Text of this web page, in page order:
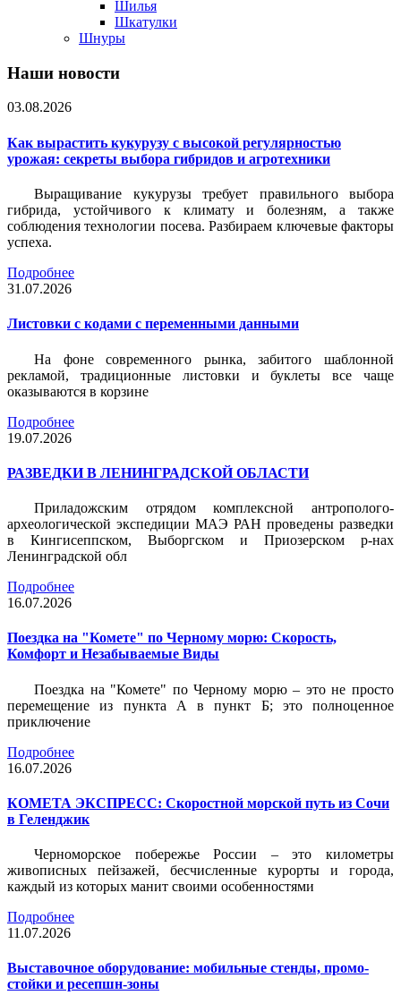
Шилья
Шкатулки
Шнуры
Наши новости
03.08.2026
Как вырастить кукурузу с высокой регулярностью
урожая: секреты выбора гибридов и агротехники
Выращивание кукурузы требует правильного выбора
гибрида, устойчивого к климату и болезням, а также
соблюдения технологии посева. Разбираем ключевые факторы
успеха.
Подробнее
31.07.2026
Листовки c кодами с переменными данными
На фоне современного рынка, забитого шаблонной
рекламой, традиционные листовки и буклеты все чаще
оказываются в корзине
Подробнее
19.07.2026
РАЗВЕДКИ В ЛЕНИНГРАДСКОЙ ОБЛАСТИ
Приладожским отрядом комплексной антрополого-
археологической экспедиции МАЭ РАН проведены разведки
в Кингисеппском, Выборгском и Приозерском р-нах
Ленинградской обл
Подробнее
16.07.2026
Поездка на "Комете" по Черному морю: Скорость,
Комфорт и Незабываемые Виды
Поездка на "Комете" по Черному морю – это не просто
перемещение из пункта А в пункт Б; это полноценное
приключение
Подробнее
16.07.2026
КОМЕТА ЭКСПРЕСС: Скоростной морской путь из Сочи
в Геленджик
Черноморское побережье России – это километры
живописных пейзажей, бесчисленные курорты и города,
каждый из которых манит своими особенностями
Подробнее
11.07.2026
Выставочное оборудование: мобильные стенды, промо-
стойки и ресепшн-зоны